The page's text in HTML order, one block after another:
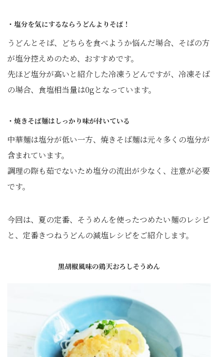
・塩分を気にするならうどんよりそば！
うどんとそば、どちらを食べようか悩んだ場合、そばの方
が塩分控えめのため、おすすめです。
先ほど塩分が高いと紹介した冷凍うどんですが、冷凍そば
の場合、食塩相当量は0gとなっています。
・焼きそば麺はしっかり味が付いている
中華麺は塩分が低い一方、焼きそば麺は元々多くの塩分が
含まれています。
調理の際も茹でないため塩分の流出が少なく、注意が必要
です。
今回は、夏の定番、そうめんを使ったつめたい麺のレシピ
と、定番きつねうどんの減塩レシピをご紹介します。
黒胡椒風味の鶏天おろしそうめん